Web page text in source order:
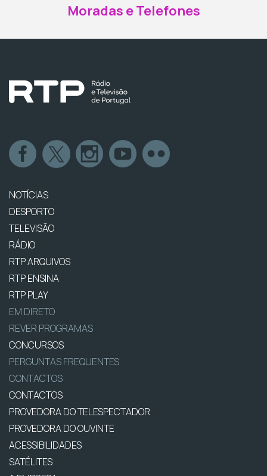
Moradas e Telefones
NOTÍCIAS
DESPORTO
TELEVISÃO
RÁDIO
RTP ARQUIVOS
RTP ENSINA
RTP PLAY
EM DIRETO
REVER PROGRAMAS
CONCURSOS
PERGUNTAS FREQUENTES
CONTACTOS
CONTACTOS
PROVEDORA DO TELESPECTADOR
PROVEDORA DO OUVINTE
ACESSIBILIDADES
SATÉLITES